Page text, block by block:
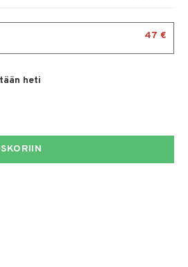
47 €
heti